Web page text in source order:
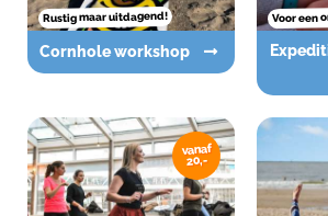
Rustig maar uitdagend!
Cornhole workshop
Voor een
vanaf
20,-